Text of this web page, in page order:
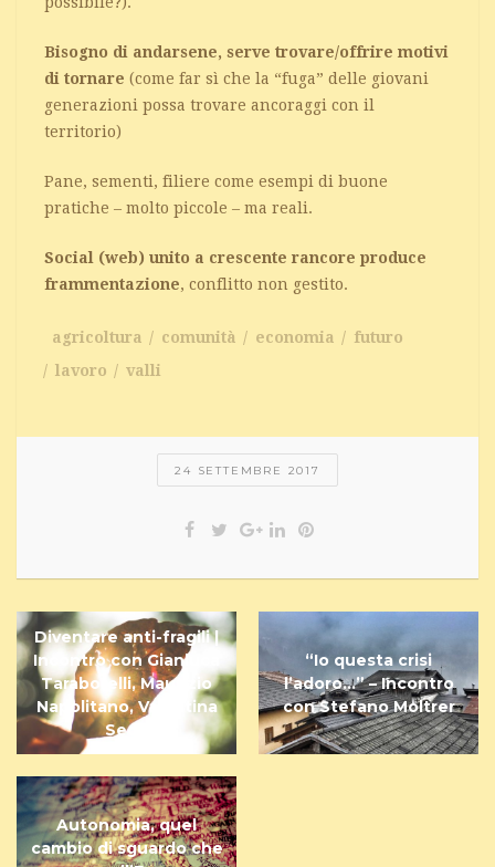
Bisogno di andarsene, serve trovare/offrire motivi
di tornare (come far sì che la “fuga” delle giovani
generazioni possa trovare ancoraggi con il
territorio)
Pane, sementi, filiere come esempi di buone
pratiche – molto piccole – ma reali.
Social (web) unito a crescente rancore produce
frammentazione, conflitto non gestito.
agricoltura comunità economia
futuro
lavoro
valli
24 SETTEMBRE 2017
Diventare anti-fragili |
Incontro con Gianluca
Taraborelli, Maurizio
Napolitano, Valentina
Sega
“Io questa crisi
l’adoro…” – Incontro
con Stefano Moltrer
Autonomia, quel
cambio di sguardo che